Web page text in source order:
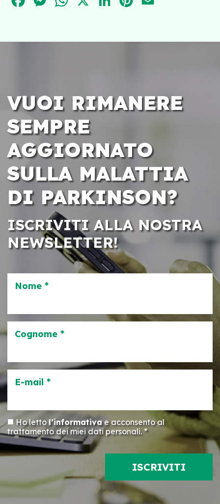
VUOI RIMANERE
SEMPRE
AGGIORNATO
SULLA MALATTIA
DI PARKINSON?
ISCRIVITI ALLA NOSTRA
NEWSLETTER!
Nome *
Cognome *
E-mail *
Ho lettol’informativae acconsento al
trattamento dei miei dati personali. *